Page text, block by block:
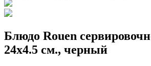
Блюдо Rouen
24х4.5 см., черный